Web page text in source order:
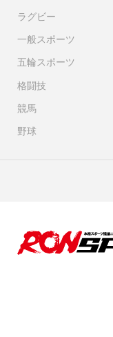
ラグビー
一般スポーツ
五輪スポーツ
格闘技
競馬
野球